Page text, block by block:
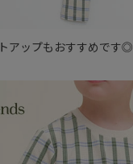
アップもおすすめです◎